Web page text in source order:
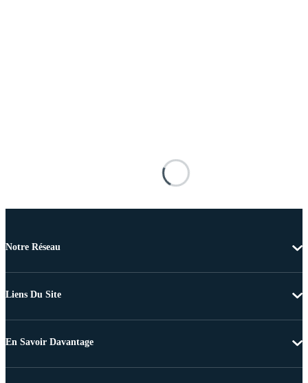
Notre Réseau
Liens Du Site
En Savoir Davantage